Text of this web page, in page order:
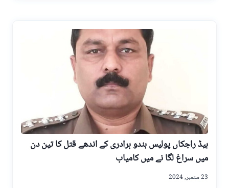
ہیڈ راجکاں پولیس ہندو برادری کے اندھے قتل کا تین دن
میں سراغ لگا نے میں کامیاب
23 ستمبر, 2024